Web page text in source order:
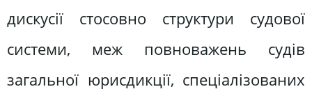
дискусії стосовно структури су­дової
системи, меж повноважень судів
загальної юрисдикції, спеціалізованих